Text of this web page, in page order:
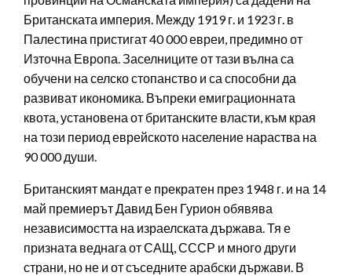
Британската империя. Между 1919 г. и 1923 г. в
Палестина пристигат 40 000 евреи, предимно от
Източна Европа. Заселниците от тази вълна са
обучени на селско стопанство и са способни да
развиват икономика. Въпреки емиграционната
квота, установена от британските власти, към края
на този период еврейското население нараства на
90 000 души.
Британският мандат е прекратен през 1948 г. и на 14
май премиерът Давид Бен Гурион обявява
независимостта на израелската държава. Тя е
призната веднага от САЩ, СССР и много други
страни, но не и от съседните арабски държави. В